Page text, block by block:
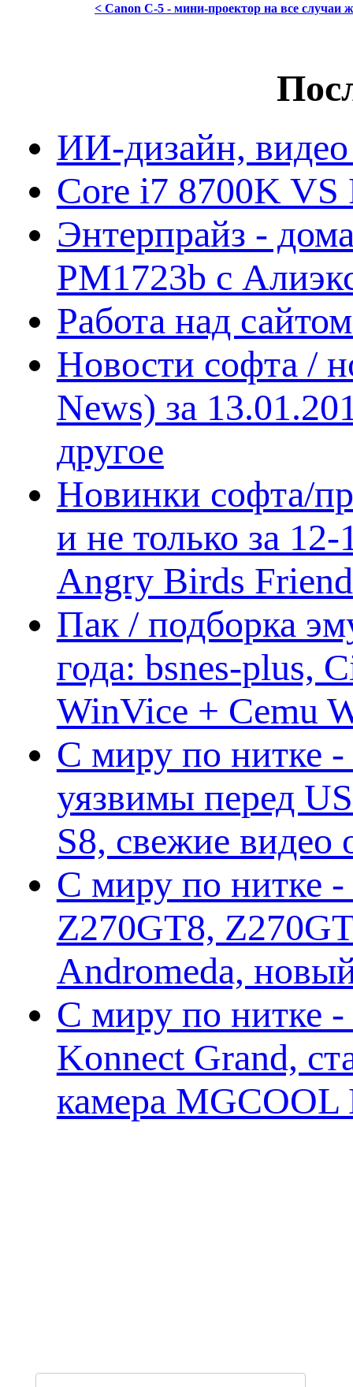
< Canon C-5 - мини-проектор на все случаи
ИИ-дизайн,
Core i7 8700K VS
Энтерпрайз -
PM1723b с
Работа над
Новости софта /
News) за
другое
Новинки софта/
и не только за
Angry Birds
Пак / подборка
года: bsnes-plus,
WinVice + Cemu
С миру по нитке
уязвимы перед
S8, свежие
С миру по нитке -
Z270GT8,
Andromeda,
С миру по нитке -
Konnect Grand,
камера MGCOOL